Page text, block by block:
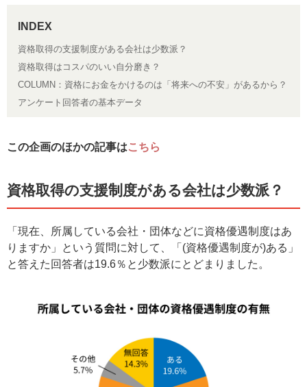
資格取得の支援制度がある会社は少数派？
資格取得はコスパのいい自分磨き？
COLUMN：資格にお金をかけるのは「将来への不安」があるから？
アンケート回答者の基本データ
この企画のほかの記事はこちら
資格取得の支援制度がある会社は少数派？
「現在、所属している会社・団体などに資格優遇制度はあ
りますか」という質問に対して、「(資格優遇制度が)ある」
と答えた回答者は19.6％と少数派にとどまりました。